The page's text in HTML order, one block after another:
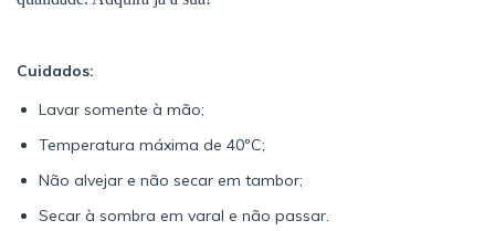
Cuidados:
Lavar somente à mão;
Temperatura máxima de 40ºC;
Não alvejar e não secar em tambor;
Secar à sombra em varal e não passar.